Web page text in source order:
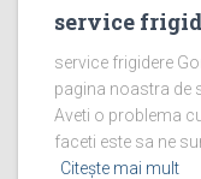
service
service frigidere
pagina noastra de
Aveti o problema
faceti este sa ne
Citește mai mult